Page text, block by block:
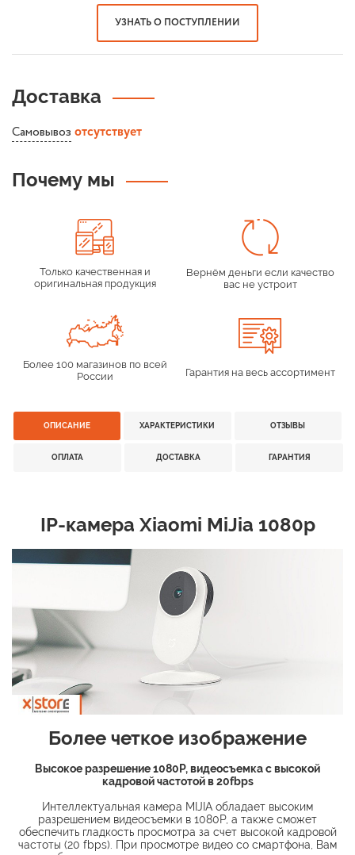
УЗНАТЬ О ПОСТУПЛЕНИИ
Доставка
Самовывоз отсутствует
Почему мы
Только качественная и
оригинальная продукция
Вернём деньги если качество
вас не устроит
Более 100 магазинов по всей
России
Гарантия на весь ассортимент
ОПИСАНИЕ ХАРАКТЕРИСТИКИ ОТЗЫВЫ
ОПЛАТА ДОСТАВКА ГАРАНТИЯ
​IP-камера Xiaomi MiJia 1080p
Более четкое изображение
Высокое разрешение 1080Р, видеосъемка с высокой
кадровой частотой в 20fbps
Интеллектуальная камера MIJIA обладает высоким
разрешением видеосъемки в 1080Р, а также сможет
обеспечить гладкость просмотра за счет высокой кадровой
частоты (20 fbps). При просмотре видео со смартфона, Вам